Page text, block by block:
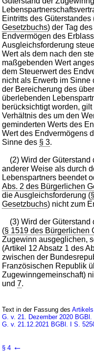
Eintritts des Güterstandes
Gesetzbuchs) der Tag
Endvermögen des
Ausgleichsforderung
Wert als dem nach den
maßgebenden Wert
dem Steuerwert des
nicht als Erwerb im Sinne
der Bereicherung des
überlebenden
berücksichtigt worden,
Verhältnis des um den
geminderten Werts des
Wert des Endvermögens
Sinne des § 3.
(2) Wird der
anderer Weise als durch
Lebenspartners beendet
Abs. 2 des Bürgerlichen
die Ausgleichsforderung (
Gesetzbuchs) nicht zum
(3) Wird der
(§ 1519 des Bürgerlichen
Zugewinn ausgeglichen,
(Artikel 12 Absatz 1 des
zwischen der
Französischen Republik
Zugewinngemeinschaft)
und7.
Text in der Fassung des
G. v. 21. Dezember 2020
G. v. 21.12.2021 BGBl. I S.
§ 4 ←